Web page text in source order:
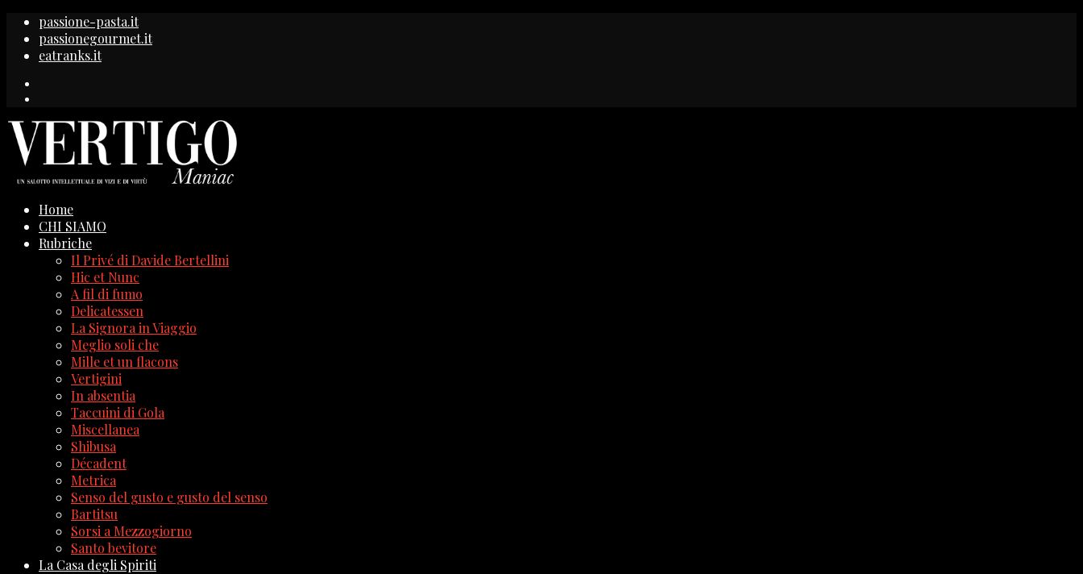
passione-pasta.it
passionegourmet.it
eatranks.it
Home
CHI SIAMO
Rubriche
Il Privé di Davide Bertellini
Hic et Nunc
A fil di fumo
Delicatessen
La Signora in Viaggio
Meglio soli che
Mille et un flacons
Vertigini
In absentia
Taccuini di Gola
Miscellanea
Shibusa
Décadent
Metrica
Senso del gusto e gusto del senso
Bartitsu
Sorsi a Mezzogiorno
Santo bevitore
La Casa degli Spiriti